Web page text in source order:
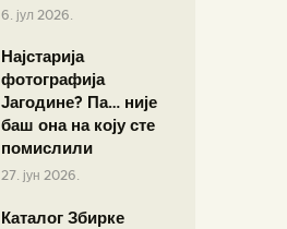
6. јул 2026.
Најстарија
фотографија
Јагодине? Па… није
баш она на коју сте
помислили
27. јун 2026.
Каталог Збирке